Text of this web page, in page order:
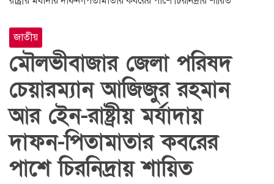
জাতীয়
মৌলভীবাজার জেলা পরিষদ
চেয়ারম্যান আজিজুর রহমান
আর ইেন-রাষ্ট্রীয় মর্যাদায়
দাফন-পিতামাতার কবরের
পাশে চিরনিদ্রায় শায়িত